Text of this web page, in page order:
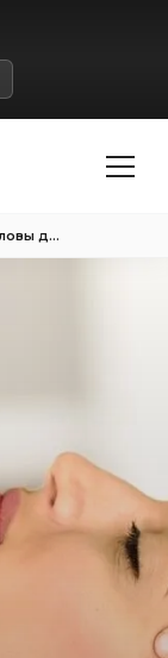
Массаж кожи головы для роста волос: миф или реальность?